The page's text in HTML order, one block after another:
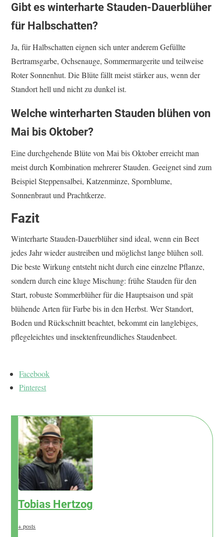
Gibt es winterharte Stauden-Dauerblüher
für Halbschatten?
Ja, für Halbschatten eignen sich unter anderem Gefüllte
Bertramsgarbe, Ochsenauge, Sommermargerite und teilweise
Roter Sonnenhut. Die Blüte fällt meist stärker aus, wenn der
Standort hell und nicht zu dunkel ist.
Welche winterharten Stauden blühen von
Mai bis Oktober?
Eine durchgehende Blüte von Mai bis Oktober erreicht man
meist durch Kombination mehrerer Stauden. Geeignet sind zum
Beispiel Steppensalbei, Katzenminze, Spornblume,
Sonnenbraut und Prachtkerze.
Fazit
Winterharte Stauden-Dauerblüher sind ideal, wenn ein Beet
jedes Jahr wieder austreiben und möglichst lange blühen soll.
Die beste Wirkung entsteht nicht durch eine einzelne Pflanze,
sondern durch eine kluge Mischung: frühe Stauden für den
Start, robuste Sommerblüher für die Hauptsaison und spät
blühende Arten für Farbe bis in den Herbst. Wer Standort,
Boden und Rückschnitt beachtet, bekommt ein langlebiges,
pflegeleichtes und insektenfreundliches Staudenbeet.
Facebook
Pinterest
Tobias Hertzog
+ posts